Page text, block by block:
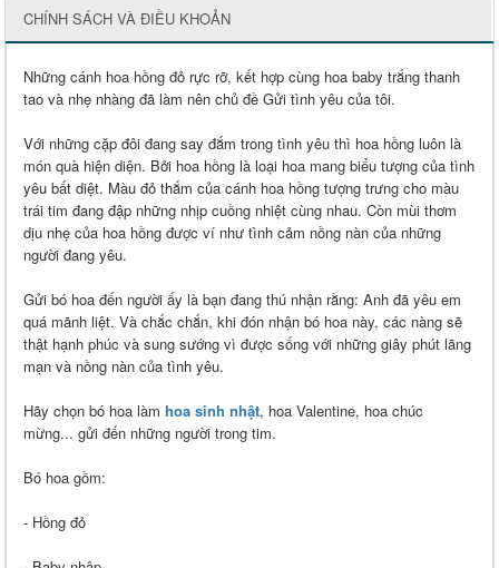
CHÍNH SÁCH VÀ ĐIỀU KHOẢN
Những cánh hoa hồng đỏ rực rỡ, kết hợp cùng hoa baby trắng thanh
tao và nhẹ nhàng đã làm nên chủ đề Gửi tình yêu của tôi.
Với những cặp đôi đang say đắm trong tình yêu thì hoa hồng luôn là
món quà hiện diện. Bởi hoa hồng là loại hoa mang biểu tượng của tình
yêu bất diệt. Màu đỏ thắm của cánh hoa hồng tượng trưng cho màu
trái tim đang đập những nhịp cuồng nhiệt cùng nhau. Còn mùi thơm
dịu nhẹ của hoa hồng được ví như tình cảm nồng nàn của những
người đang yêu.
Gửi bó hoa đến người ấy là bạn đang thú nhận rằng: Anh đã yêu em
quá mãnh liệt. Và chắc chắn, khi đón nhận bó hoa này, các nàng sẽ
thật hạnh phúc và sung sướng vì được sống với những giây phút lãng
mạn và nồng nàn của tình yêu.
Hãy chọn bó hoa làm hoa sinh nhật, hoa Valentine, hoa chúc
mừng... gửi đến những người trong tim.
Bó hoa gồm:
- Hồng đỏ